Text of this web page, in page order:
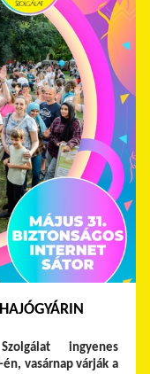
ingyenes
vasárnap várják a